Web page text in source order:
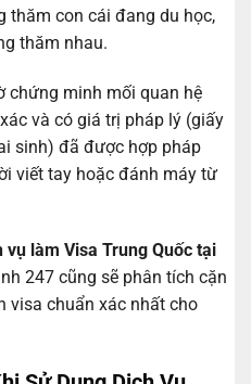
thăm con cái đang du học,
thăm nhau.
chứng minh mối quan hệ
và có giá trị pháp lý (giấy
sinh) đã được hợp pháp
viết tay hoặc đánh máy từ
vụ làm Visa Trung Quốc tại
247 cũng sẽ phân tích cặn
visa chuẩn xác nhất cho